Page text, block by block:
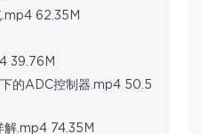
.mp4 62.35M
39.76M
的ADC控制器.mp4 50.5
解.mp4 74.35M